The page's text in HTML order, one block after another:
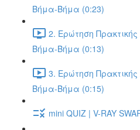
Βήμα-Βήμα (0:23)
2. Ερώτηση
Βήμα-Βήμα (0:13)
3. Ερώτηση
Βήμα-Βήμα (0:15)
mini QUIZ | V-RAY